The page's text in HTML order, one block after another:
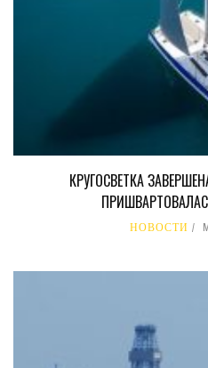
КРУГОСВЕТКА
НОВОСТИ